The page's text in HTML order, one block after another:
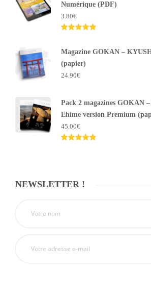
Numérique (PDF)
3.80€
sur 5
Magazine GOKAN –
(papier)
24.90€
Pack 2 magazines GOKAN
Ehime version Premium
45.00€
NEWSLETTER !